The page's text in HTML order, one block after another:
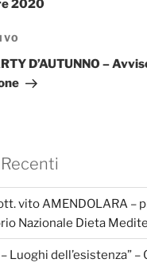
2020
D’AUTUNNO –
vito AMENDOLARA –
Nazionale Dieta
Luoghi dell’esistenza”